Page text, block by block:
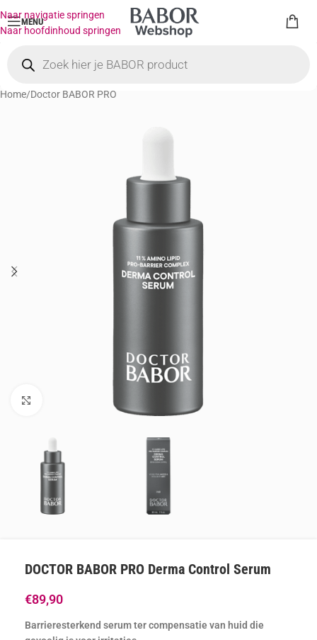
Naar navigatie springen
Naar hoofdinhoud springen
MENU
Home/Doctor BABOR PRO
DOCTOR BABOR PRO Derma Control Serum
€89,90
Barrieresterkend serum ter compensatie van huid die